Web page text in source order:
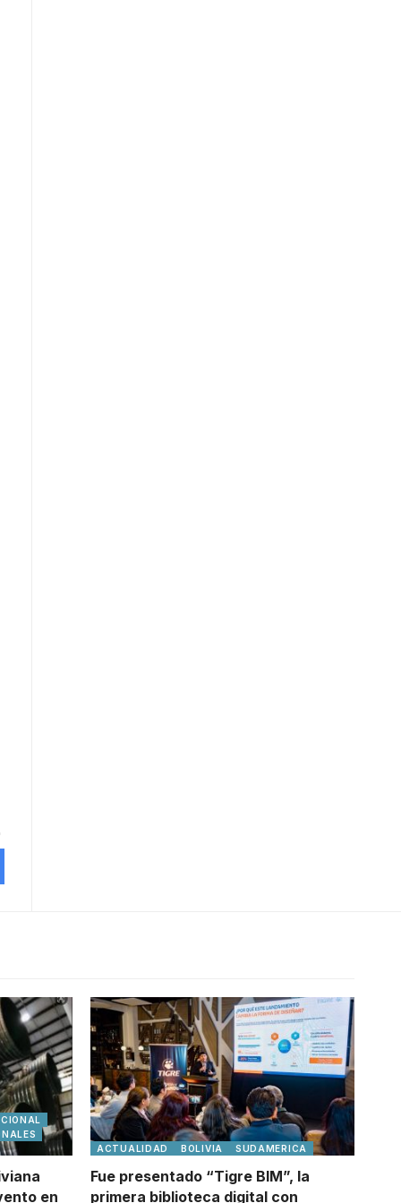
en
ACTUALIDAD BOLIVIA SUDAMERICA
Fue presentado “Tigre BIM”, la
primera biblioteca digital con